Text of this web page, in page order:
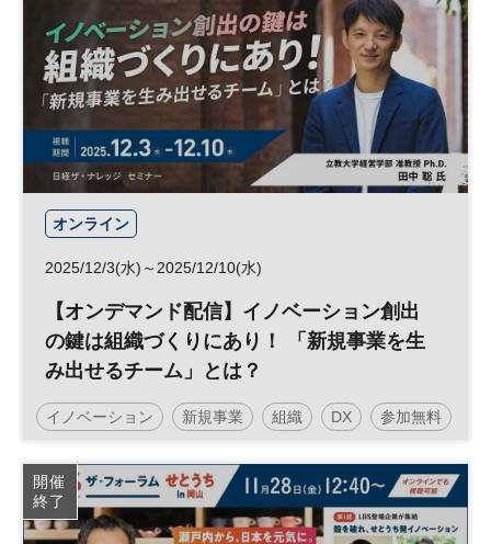
オンライン
2025/12/3(水)～2025/12/10(水)
【オンデマンド配信】イノベーション創出
の鍵は組織づくりにあり！ 「新規事業を生
み出せるチーム」とは？
イノベーション 新規事業 組織 DX 参加無料
開催
終了